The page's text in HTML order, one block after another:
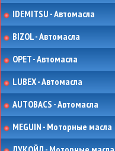
IDEMITSU - Автомасла
BIZOL - Автомасла
OPET - Автомасла
LUBEX - Автомасла
AUTOBACS - Автомасла
MEGUIN - Моторные масла